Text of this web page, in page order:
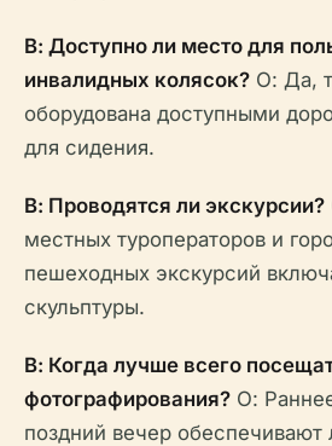
В: Доступно ли место для
инвалидных колясок? О: Да,
оборудована доступными
для сидения.
В: Проводятся ли экскурсии?
местных туроператоров и
пешеходных экскурсий
скульптуры.
В: Когда лучше всего
фотографирования? О:
поздний вечер обеспечивают